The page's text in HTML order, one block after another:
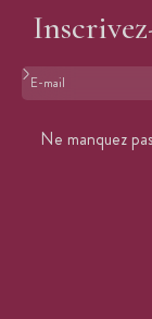
Format :
Ne manquez